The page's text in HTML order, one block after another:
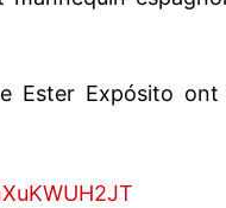
Ester Expósito ont